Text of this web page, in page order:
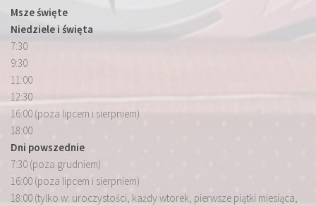
Msze święte
Niedziele i święta
7:30
9:30
11:00
12:30
16:00 (poza lipcem i sierpniem)
18:00
Dni powszednie
7:30 (poza grudniem)
16:00 (poza lipcem i sierpniem)
18:00 (tylko w: uroczystości, każdy wtorek, pierwsze piątki miesiąca,